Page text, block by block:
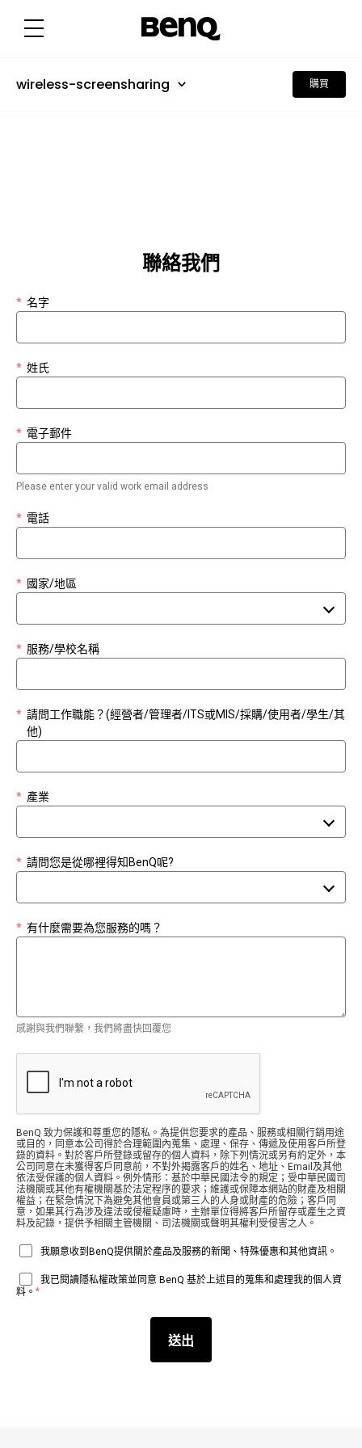
wireless-screensharing 購買
聯絡我們
名字
*
姓氏
*
電子郵件
*
Please enter your valid work email address
電話
*
國家/地區
*
服務/學校名稱
*
請問工作職能？(經營者/管理者/ITS或MIS/採購/使用者/學生/其
他)
*
產業
*
請問您是從哪裡得知BenQ呢?
*
有什麼需要為您服務的嗎？
*
感謝與我們聯繫，我們將盡快回覆您
BenQ 致力保護和尊重您的隱私。為提供您要求的產品、服務或相關行銷用途
或目的，同意本公司得於合理範圍內蒐集、處理、保存、傳遞及使用客戶所登
錄的資料。對於客戶所登錄或留存的個人資料，除下列情況或另有約定外，本
公司同意在未獲得客戶同意前，不對外揭露客戶的姓名、地址、Email及其他
依法受保護的個人資料。例外情形：基於中華民國法令的規定；受中華民國司
法機關或其他有權機關基於法定程序的要求；維護或保障本網站的財產及相關
權益；在緊急情況下為避免其他會員或第三人的人身或財產的危險；客戶同
意，如果其行為涉及違法或侵權疑慮時，主辦單位得將客戶所留存或產生之資
料及記錄，提供予相關主管機關、司法機關或聲明其權利受侵害之人。
我願意收到BenQ提供關於產品及服務的新聞、特殊優惠和其他資訊。
我已閱讀隱私權政策並同意 BenQ 基於上述目的蒐集和處理我的個人資
料。 *